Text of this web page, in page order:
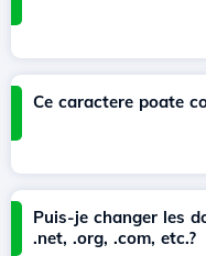
Ce caractere poate
Puis-je changer les
.net, .org, .com, etc.?